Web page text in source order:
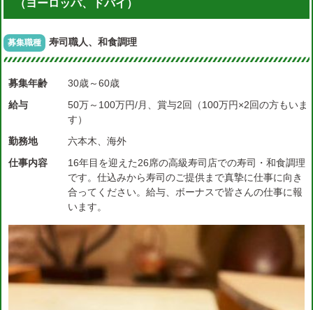
（ヨーロッパ、ドバイ）
募集職種 寿司職人、和食調理
募集年齢
30歳～60歳
給与
50万～100万円/月、賞与2回（100万円×2回の方もいま
す）
勤務地
六本木、海外
仕事内容
16年目を迎えた26席の高級寿司店での寿司・和食調理
です。仕込みから寿司のご提供まで真摯に仕事に向き
合ってください。給与、ボーナスで皆さんの仕事に報
います。